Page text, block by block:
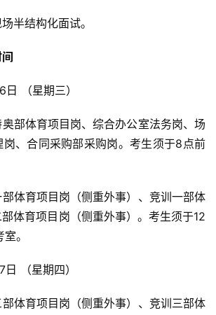
半结构化面试。
（星期三）
部体育项目岗、综合办公室法务岗、场
、合同采购部采购岗。考生须于8点前
体育项目岗（侧重外事）、竞训一部体
体育项目岗（侧重外事）。考生须于12
。
（星期四）
体育项目岗（侧重外事）、竞训三部体